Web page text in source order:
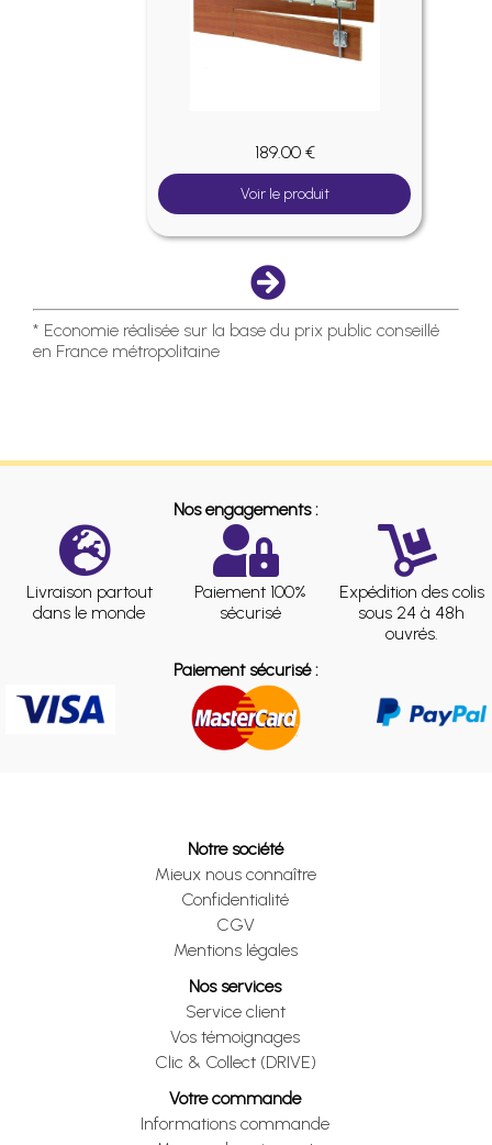
189.00 €
Voir le produit
* Economie réalisée sur la base du prix public conseillé
en France métropolitaine
Nos engagements :
Livraison partout
dans le monde
Paiement 100%
sécurisé
Expédition des colis
sous 24 à 48h
ouvrés.
Paiement sécurisé :
Notre société
Mieux nous connaître
Confidentialité
CGV
Mentions légales
Nos services
Service client
Vos témoignages
Clic & Collect (DRIVE)
Votre commande
Informations commande